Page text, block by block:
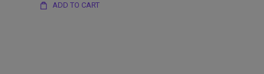
ADD TO CART